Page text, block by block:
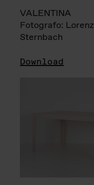
VALENTINA
Fotografo: Lorenz
Sternbach
Download